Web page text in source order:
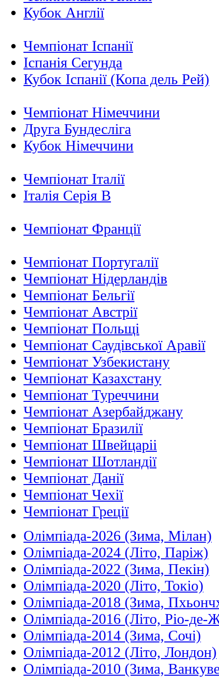
Кубок Англії
Чемпіонат Іспанії
Іспанія Сегунда
Кубок Іспанії (Копа дель Рей)
Чемпіонат Німеччини
Друга Бундесліга
Кубок Німеччини
Чемпіонат Італії
Італія Серія B
Чемпіонат Франції
Чемпіонат Португалії
Чемпіонат Нідерландiв
Чемпіонат Бельгії
Чемпіонат Австрії
Чемпіонат Польщі
Чемпіонат Саудівської Аравії
Чемпіонат Узбекистану
Чемпіонат Казахстану
Чемпіонат Туреччини
Чемпіонат Азербайджану
Чемпіонат Бразилії
Чемпіонат Швейцаріі
Чемпіонат Шотландії
Чемпіонат Данії
Чемпіонат Чехії
Чемпіонат Греції
Олімпіада-2026 (Зима, Мілан)
Олімпіада-2024 (Літо, Паріж)
Олімпіада-2022 (Зима, Пекін)
Олімпіада-2020 (Літо, Токіо)
Олімпіада-2018 (Зима,
Олімпіада-2016 (Літо, Ріо-де-
Олімпіада-2014 (Зима, Сочі)
Олімпіада-2012 (Літо, Лондон)
Олімпіада-2010 (Зима,